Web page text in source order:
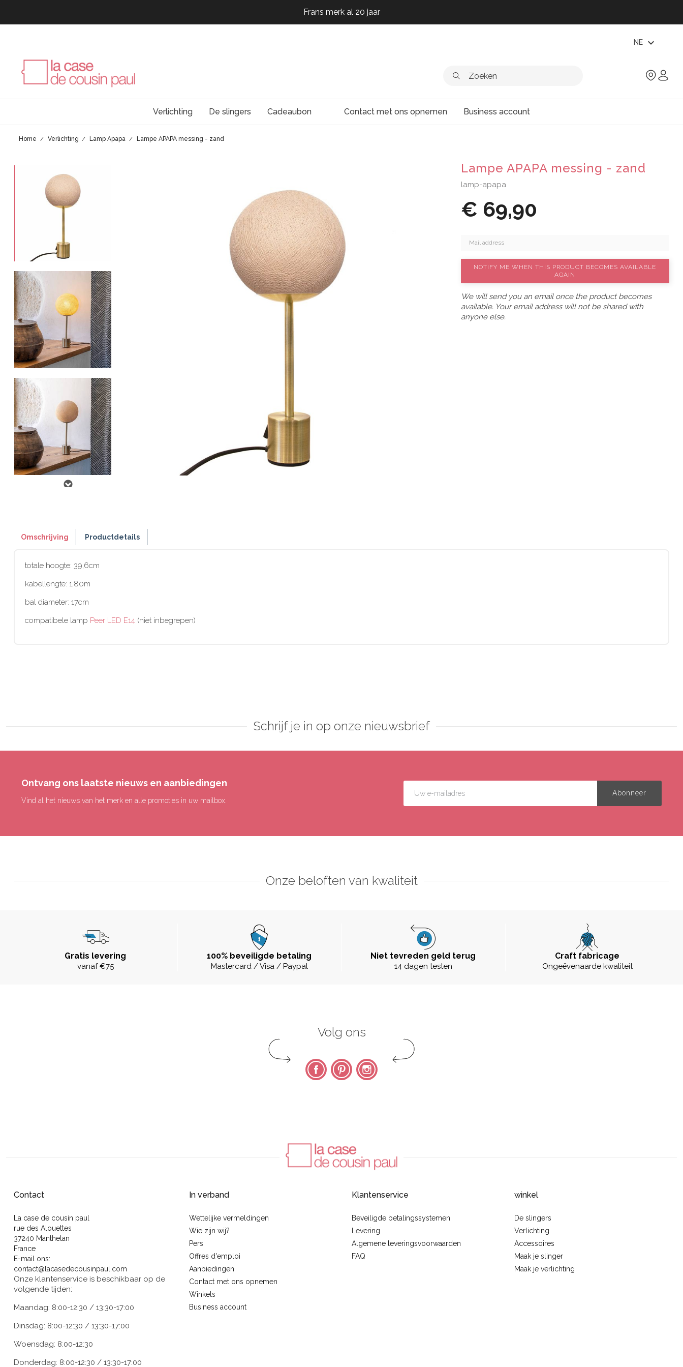
Frans merk al 20 jaar
Frans merk al 20 jaar
NE expand_more
Verlichting De slingers Cadeaubon Contact met ons opnemen Business account
Home Verlichting Lamp Apapa Lampe APAPA messing - zand
Lampe APAPA messing - zand
lamp-apapa
€ 69,90
NOTIFY ME WHEN THIS PRODUCT BECOMES AVAILABLE
AGAIN
We will send you an email once the product becomes
available. Your email address will not be shared with
anyone else.
Omschrijving Productdetails
totale hoogte: 39,6cm
kabellengte: 1,80m
bal diameter: 17cm
compatibele lamp Peer LED E14 (niet inbegrepen)
Schrijf je in op onze nieuwsbrief
Ontvang ons laatste nieuws en aanbiedingen
Vind al het nieuws van het merk en alle promoties in uw mailbox.
Onze beloften van kwaliteit
Gratis levering
vanaf €75
100% beveiligde betaling
Mastercard / Visa / Paypal
Niet tevreden geld terug
14 dagen testen
Craft fabricage
Ongeëvenaarde kwaliteit
Volg ons
FacebookPinterest Instagram
Contact
La case de cousin paul
rue des Alouettes
37240 Manthelan
France
E-mail ons:
contact@lacasedecousinpaul.com
Onze klantenservice is beschikbaar op de
volgende tijden:
Maandag: 8:00-12:30 / 13:30-17:00
Dinsdag: 8:00-12:30 / 13:30-17:00
Woensdag: 8:00-12:30
Donderdag: 8:00-12:30 / 13:30-17:00
In verband
Wettelijke vermeldingen
Wie zijn wij?
Pers
Offres d'emploi
Aanbiedingen
Contact met ons opnemen
Winkels
Business account
Klantenservice
Beveiligde betalingssystemen
Levering
Algemene leveringsvoorwaarden
FAQ
winkel
De slingers
Verlichting
Accessoires
Maak je slinger
Maak je verlichting